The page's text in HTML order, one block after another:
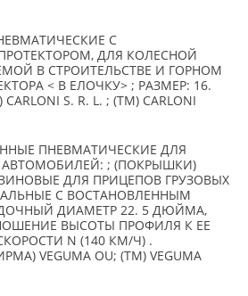
С
ДЛЯ КОЛЕСНОЙ
В СТРОИТЕЛЬСТВЕ И ГОРНОМ
< В ЕЛОЧКУ> ; РАЗМЕР: 16.
S. R. L. ; (TM) CARLONI
ПНЕВМАТИЧЕСКИЕ ДЛЯ
АВТОМОБИЛЕЙ: ; (ПОКРЫШКИ)
ДЛЯ ПРИЦЕПОВ ГРУЗОВЫХ
С ВОСТАНОВЛЕННЫМ
ДИАМЕТР 22. 5 ДЮЙМА,
ВЫСОТЫ ПРОФИЛЯ К ЕЕ
N (140 КМ/Ч) .
VEGUMA OU; (TM) VEGUMA